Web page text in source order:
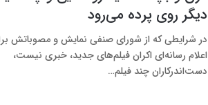
دیگر روی پرده می‌رود
در شرایطی که از شورای صنفی نمایش و مصوباتش
اعلام رسانه‌ای اکران فیلم‌های جدید، خبری نیست،
دست‌اندرکاران چند فیلم…